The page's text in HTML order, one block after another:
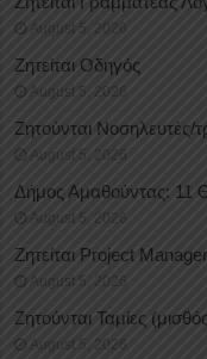
August 5, 2026
Ζητείται Οδηγός
August 5, 2026
Ζητούνται Νοσηλευτές/
August 5, 2026
Δήμος Αμαθούντας: 11
August 5, 2026
Ζητείται Project Manager
August 5, 2026
Ζητούνται Ταμίες
August 5, 2026